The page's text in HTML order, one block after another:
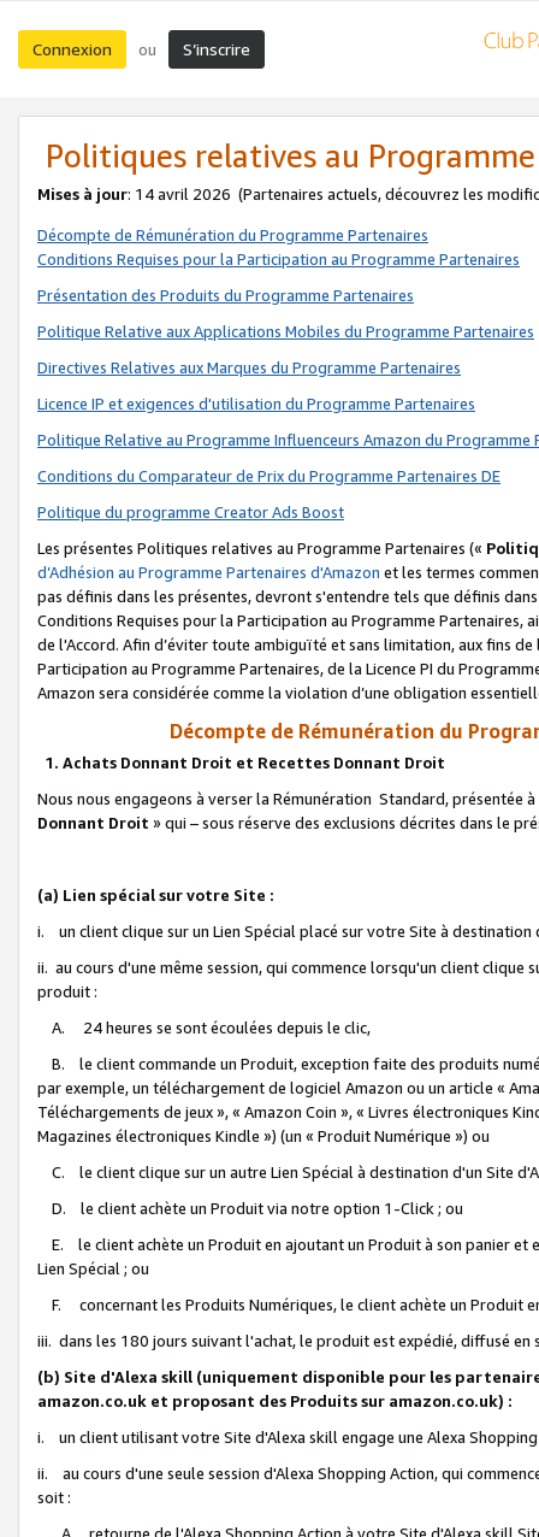
Connexion ou S’inscrire
Politiques relatives au
Mises à jour: 14 avril 2026 (Partenaires actuels, découvrez les
Décompte de Rémunération du Programme Partenaires
Conditions Requises pour la Participation au Programme Partenaires
Présentation des Produits du Programme Partenaires
Politique Relative aux Applications Mobiles du Programme Partenaires
Directives Relatives aux Marques du Programme Partenaires
Licence IP et exigences d'utilisation du Programme Partenaires
Politique Relative au Programme Influenceurs Amazon du Programme
Conditions du Comparateur de Prix du Programme Partenaires DE
Politique du programme Creator Ads Boost
Les présentes Politiques relatives au Programme Partenaires («
d’Adhésion au Programme Partenaires d'Amazon et les termes
pas définis dans les présentes, devront s'entendre tels que définis
Conditions Requises pour la Participation au Programme Partenaires,
de l'Accord. Afin d’éviter toute ambiguïté et sans limitation, aux fins
Participation au Programme Partenaires, de la Licence PI du
Amazon sera considérée comme la violation d’une obligation
Décompte de Rémunération du
1. Achats Donnant Droit et Recettes Donnant Droit
Nous nous engageons à verser la Rémunération Standard, présentée
Donnant Droit » qui – sous réserve des exclusions décrites dans le
(a) Lien spécial sur votre Site :
i. un client clique sur un Lien Spécial placé sur votre Site à destination
ii. au cours d'une même session, qui commence lorsqu'un client
produit :
A. 24 heures se sont écoulées depuis le clic,
B. le client commande un Produit, exception faite des produits
par exemple, un téléchargement de logiciel Amazon ou un article «
Téléchargements de jeux », « Amazon Coin », « Livres électroniques
Magazines électroniques Kindle ») (un « Produit Numérique ») ou
C. le client clique sur un autre Lien Spécial à destination d'un Site
D. le client achète un Produit via notre option 1-Click ; ou
E. le client achète un Produit en ajoutant un Produit à son panier et
Lien Spécial ; ou
F. concernant les Produits Numériques, le client achète un Produit
iii. dans les 180 jours suivant l'achat, le produit est expédié, diffusé
(b) Site d'Alexa skill (uniquement disponible pour les
amazon.co.uk et proposant des Produits sur amazon.co.uk) :
i. un client utilisant votre Site d'Alexa skill engage une Alexa
ii. au cours d'une seule session d'Alexa Shopping Action, qui
soit :
A. retourne de l'Alexa Shopping Action à votre Site d'Alexa skill